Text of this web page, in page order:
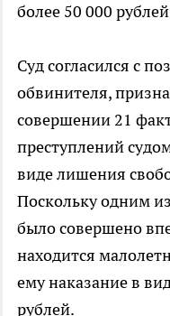
более 50 000
Суд согласился с
обвинителя,
совершении 21
преступлений
виде лишения
Поскольку одним
было совершено
находится
ему наказание в
рублей.